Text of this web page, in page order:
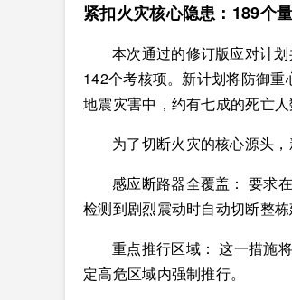
紧扣火灾核心隐患：189个
本次通过的修订版应对计
142个考核项。新计划将防御重
地震灾害中，约有七成的死亡
为了切断火灾的核心源头
感应断路器全覆盖： 要求
检测到剧烈震动时自动切断整
重点推行区域： 这一措施
定高危区域内强制推行。